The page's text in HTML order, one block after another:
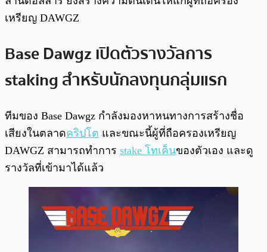
เหรียญ DAWGZ
Base Dawgz เปิดตัวรางวัลการ
staking สำหรับนักลงทุนกลุ่มแรก
ทีมของ Base Dawgz กำลังมองหาหนทางการสร้างชื่อ
เสียงในตลาดคริปโต และขณะนี้ผู้ที่ถือครองเหรียญ
DAWGZ สามารถทำการ stake โทเค็นของตัวเอง และดู
รางวัลที่เข้ามาได้แล้ว